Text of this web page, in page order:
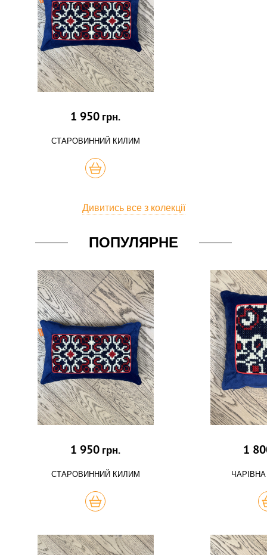
1 950 грн.
СТАРОВИННИЙ КИЛИМ
КУПИТЬ
Дивитись все з колекції
ПОПУЛЯРНЕ
1 950 грн.
СТАРОВИННИЙ КИЛИМ
КУПИТЬ
1